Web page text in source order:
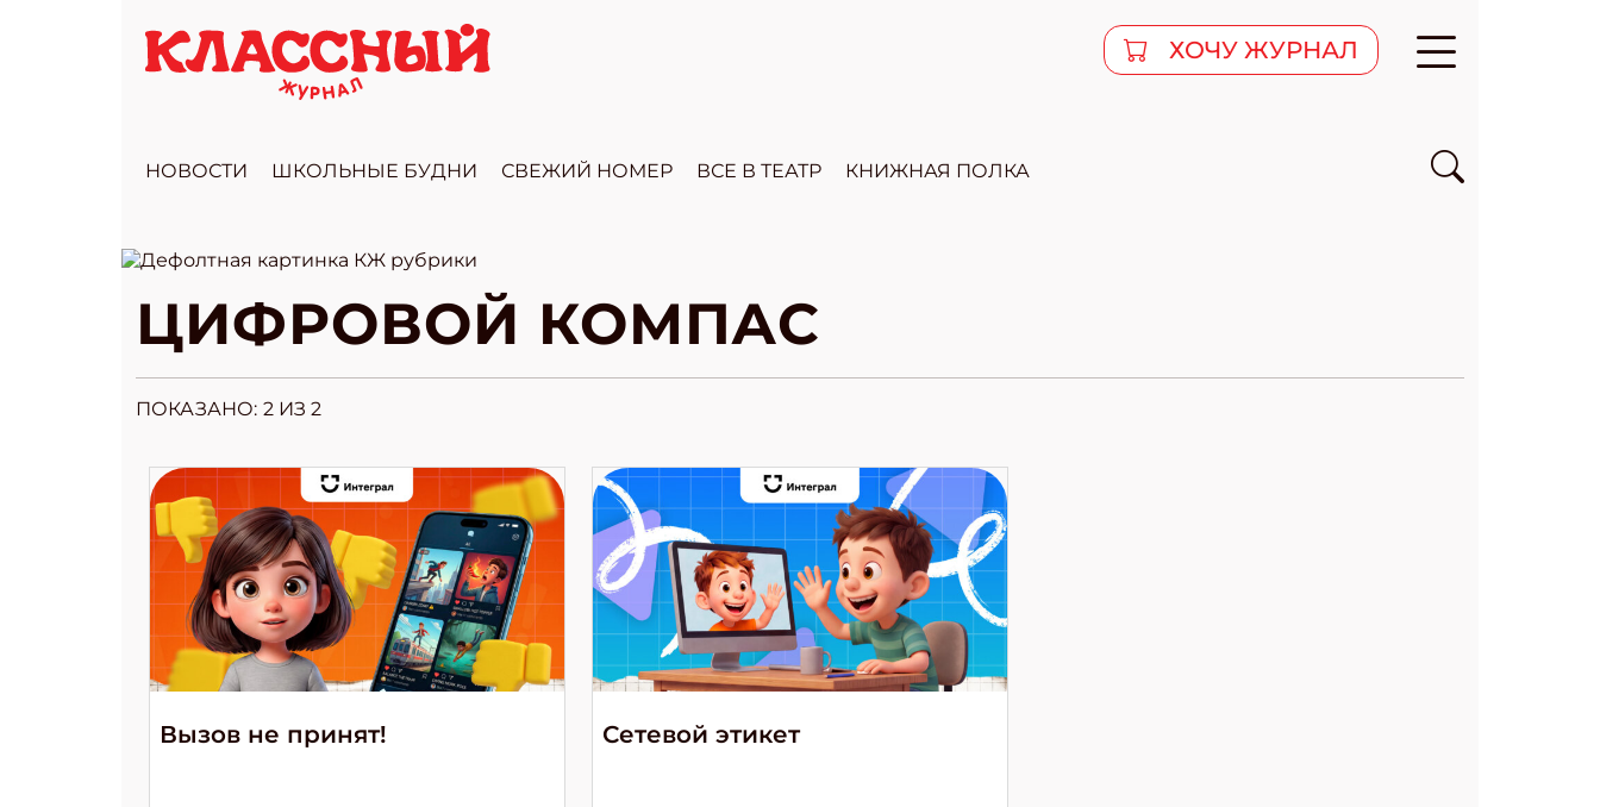
ХОЧУ ЖУРНАЛ
НОВОСТИ ШКОЛЬНЫЕ БУДНИ СВЕЖИЙ НОМЕР ВСЕ В ТЕАТР КНИЖНАЯ ПОЛКА
ЦИФРОВОЙ КОМПАС
ПОКАЗАНО: 2ИЗ 2
Вызов не принят! Сетевой этикет